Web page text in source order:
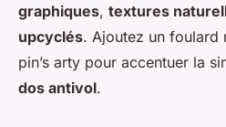
graphiques, textures
upcyclés. Ajoutez un foulard
pin’s arty pour accentuer la
dos antivol.